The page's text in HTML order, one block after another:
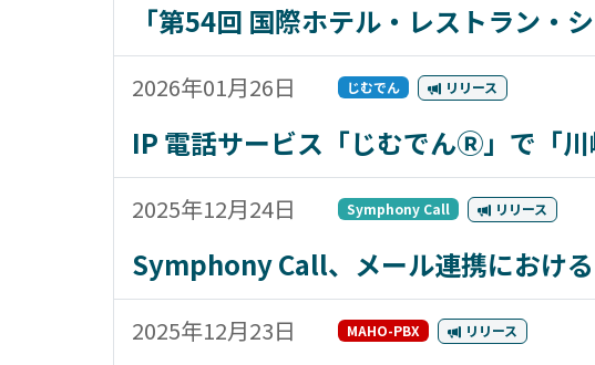
「第54回 国際ホテル・レストラン・
2026年01月26日 じむでん リリース
IP 電話サービス「じむでんⓇ」で「
2025年12月24日 Symphony Call リリース
Symphony Call、メール連携におけ
2025年12月23日 MAHO-PBX リリース